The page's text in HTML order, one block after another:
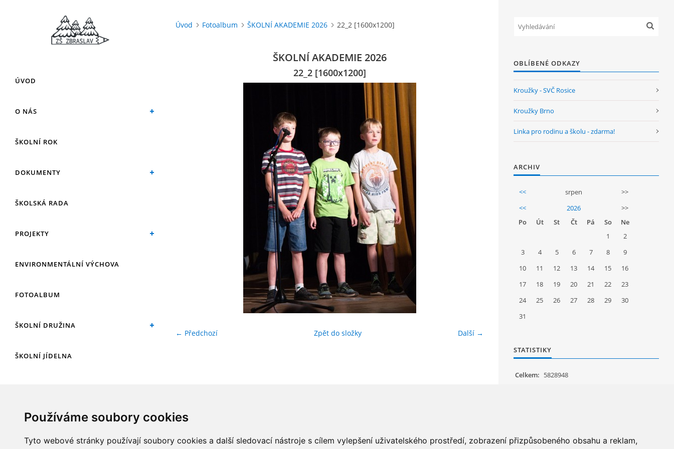
Používáme soubory cookies
Tyto webové stránky používají soubory cookies a další sledovací nástroje s cílem vylepšení uživatelského prostředí, zobrazení přizpůsobeného obsahu a reklam,
ÚVOD
O NÁS
ŠKOLNÍ ROK
DOKUMENTY
ŠKOLSKÁ RADA
PROJEKTY
ENVIRONMENTÁLNÍ VÝCHOVA
FOTOALBUM
ŠKOLNÍ DRUŽINA
ŠKOLNÍ JÍDELNA
KROUŽKY
Úvod Fotoalbum ŠKOLNÍ AKADEMIE 2026 22_2 [1600x1200]
ŠKOLNÍ AKADEMIE 2026
22_2 [1600x1200]
← Předchozí Další →
Zpět do složky
OBLÍBENÉ ODKAZY
Kroužky - SVČ Rosice
Kroužky Brno
Linka pro rodinu a školu - zdarma!
ARCHIV
<< srpen
>>
<<
2026
>>
Po
Út St Čt Pá So
Ne
1
2
3
4 5 6 7 8
9
10
11 12 13 14 15
16
17
18 19 20 21 22
23
24
25 26 27 28 29
30
31
STATISTIKY
Celkem: 5828948